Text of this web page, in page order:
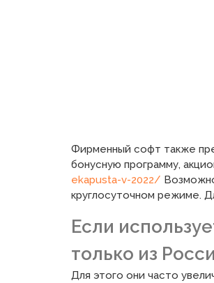
Фирменный софт также
бонусную программу,
ekapusta-v-2022/
круглосуточном режиме.
Если
только из
Для этого они часто